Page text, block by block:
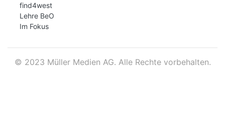
find4west
Lehre BeO
Im Fokus
© 2023 Müller Medien AG. Alle Rechte vorbehalten.